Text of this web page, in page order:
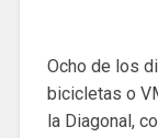
Ocho de los
bicicletas o
la Diagonal,